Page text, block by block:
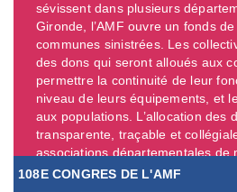
sévissent dans plusieurs
Gironde, l’AMF ouvre un fonds
communes sinistrées. Les
des dons qui seront alloués aux
permettre la continuité de leur
niveau de leurs équipements, et
aux populations. L’allocation des
transparente, traçable et
associations départementales de
108E CONGRES DE L'AMF